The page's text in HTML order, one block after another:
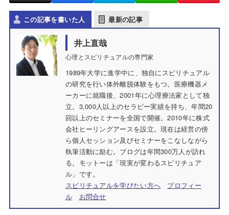
この記事を書いた人 最新の記事
井上直哉
心理とスピリチュアルの専門家
1989年大学に進学中に、独自にスピリチュアル
の研究を行い体外離脱体験をもつ。医療機器メ
ーカーに就職後、2001年に心理療法家として独
立。3,000人以上のセラピー実績を持ち、年間20
回以上のセミナーを全国で開催。2010年に株式
会社ヒーリングアースを設立。現在は経営の傍
ら個人セッション及びセミナーをこなしながら
執筆活動に励む。ブログは年間300万人が訪れ
る。モットーは「現実が変わるスピリチュア
ル」です。
スピリチュアルを学びたい方へ
プロフィー
ル
お問合せ